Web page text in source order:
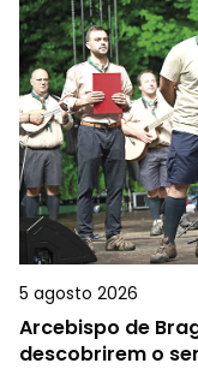
5 agosto 2026
Arcebispo de
descobrirem o